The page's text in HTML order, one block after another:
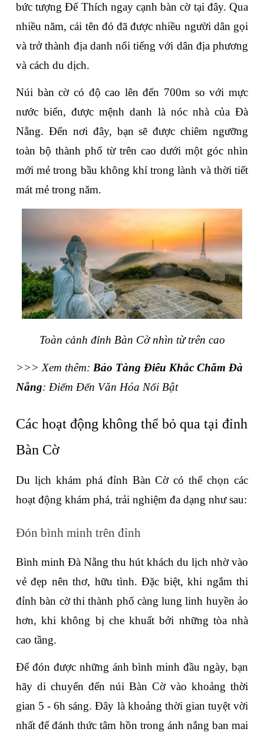
bức tượng Đế Thích ngay cạnh bàn cờ tại đây. Qua
nhiều năm, cái tên đó đã được nhiều người dân gọi
và trở thành địa danh nổi tiếng với dân địa phương
và cách du dịch.
Núi bàn cờ có độ cao lên đến 700m so với mực
nước biển, được mệnh danh là nóc nhà của Đà
Nẵng. Đến nơi đây, bạn sẽ được chiêm ngưỡng
toàn bộ thành phố từ trên cao dưới một góc nhìn
mới mẻ trong bầu không khí trong lành và thời tiết
mát mẻ trong năm.
Toàn cảnh đỉnh Bàn Cờ nhìn từ trên cao
>>> Xem thêm: Bảo Tàng Điêu Khắc Chăm Đà
Nẵng: Điểm Đến Văn Hóa Nổi Bật
Các hoạt động không thể bỏ qua tại đỉnh
Bàn Cờ
Du lịch khám phá đỉnh Bàn Cờ có thể chọn các
hoạt động khám phá, trải nghiệm đa dạng như sau:
Đón bình minh trên đỉnh
Bình minh Đà Nẵng thu hút khách du lịch nhờ vào
vẻ đẹp nên thơ, hữu tình. Đặc biệt, khi ngắm thi
đỉnh bàn cờ thi thành phố càng lung linh huyền ảo
hơn, khi không bị che khuất bởi những tòa nhà
cao tầng.
Để đón được những ánh bình minh đầu ngày, bạn
hãy di chuyển đến núi Bàn Cờ vào khoảng thời
gian 5 - 6h sáng. Đây là khoảng thời gian tuyệt vời
nhất để đánh thức tâm hồn trong ánh nắng ban mai